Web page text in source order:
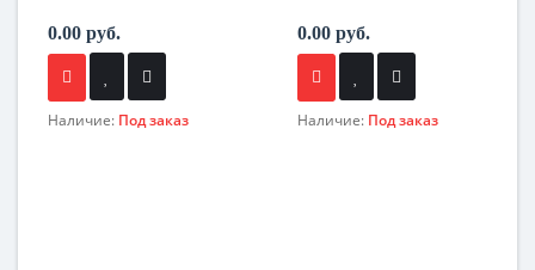
0.00 руб.
Наличие: Под заказ
0.00 руб.
Наличие: Под заказ